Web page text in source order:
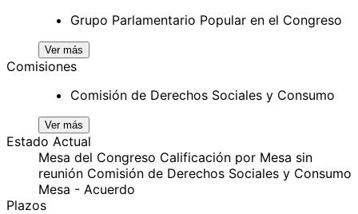
Grupo Parlamentario Popular en el Congreso
Ver más
Comisiones
Comisión de Derechos Sociales y Consumo
Ver más
Estado Actual
Mesa del Congreso Calificación por Mesa sin
reunión Comisión de Derechos Sociales y Consumo
Mesa - Acuerdo
Plazos